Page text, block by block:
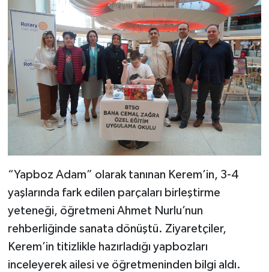
“Yapboz Adam” olarak tanınan Kerem’in, 3-4
yaşlarında fark edilen parçaları birleştirme
yeteneği, öğretmeni Ahmet Nurlu’nun
rehberliğinde sanata dönüştü. Ziyaretçiler,
Kerem’in titizlikle hazırladığı yapbozları
inceleyerek ailesi ve öğretmeninden bilgi aldı.